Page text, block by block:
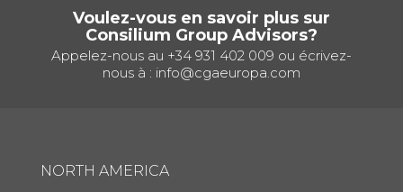
Voulez-vous en savoir plus sur
Consilium Group Advisors?
Appelez-nous au +34 931 402 009 ou écrivez-
nous à : info@cgaeuropa.com
NORTH AMERICA